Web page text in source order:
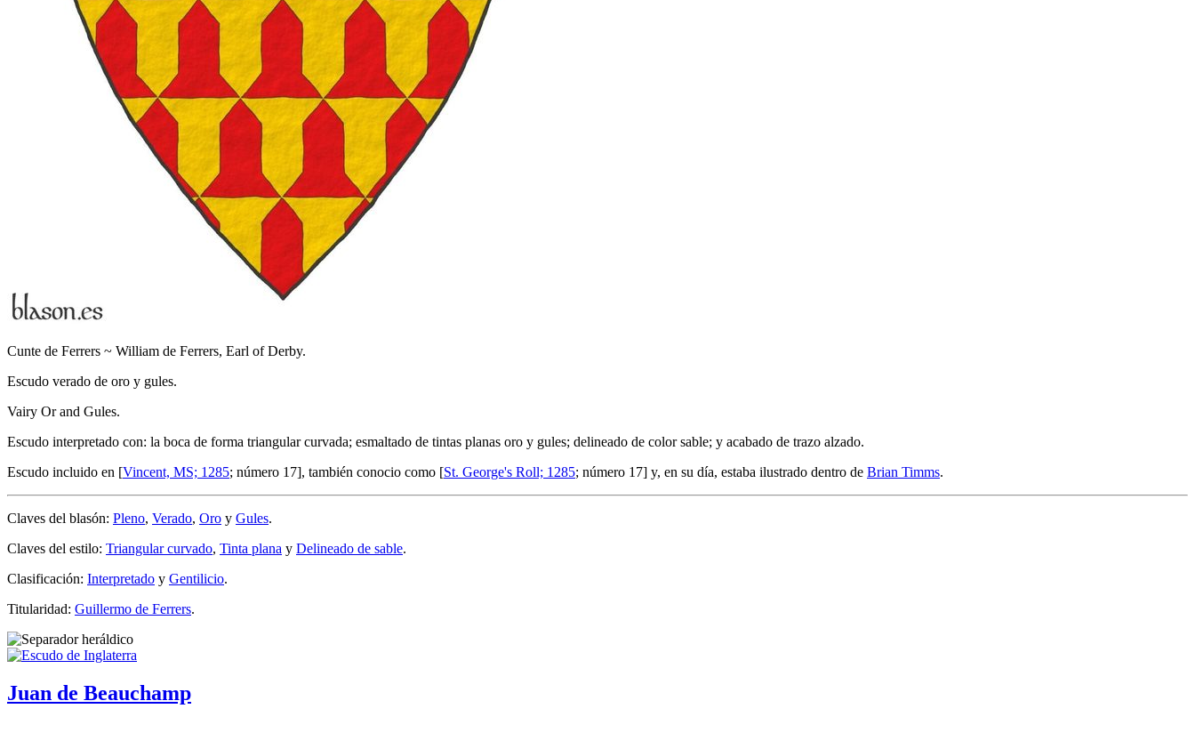
Cunte de Ferrers ~ William de Ferrers, Earl of Derby.
Escudo verado de oro y gules.
Vairy Or and Gules.
Escudo interpretado con: la boca de forma triangular curvada; esmaltado de tintas planas oro y gules; delineado de color sable; y acabado de trazo alzado.
Escudo incluido en [Vincent, MS; 1285; número 17], también conocio como [St. George's Roll; 1285; número 17] y, en su día, estaba ilustrado dentro de Brian Timms.
Claves del blasón: Pleno, Verado, Oro y Gules.
Claves del estilo: Triangular curvado, Tinta plana y Delineado de sable.
Clasificación: Interpretado y Gentilicio.
Titularidad: Guillermo de Ferrers.
Juan de Beauchamp